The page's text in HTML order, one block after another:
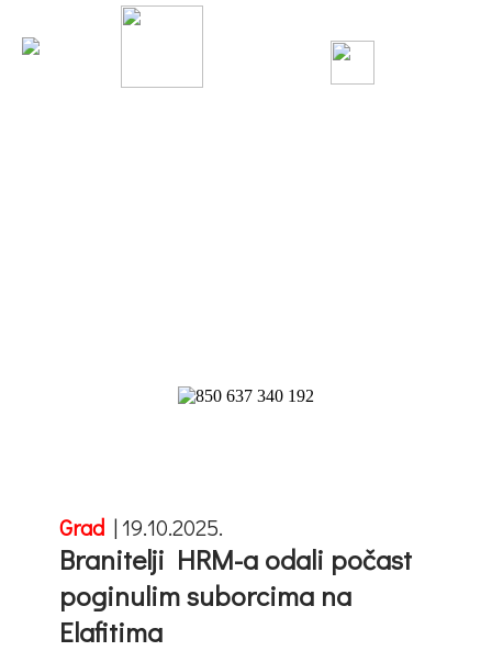
Grad | 19.10.2025.
Branitelji HRM-a odali počast
poginulim suborcima na
Elafitima